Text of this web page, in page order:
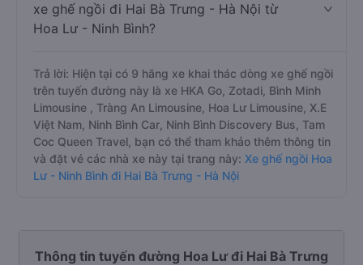
xe ghế ngồi đi Hai Bà Trưng - Hà Nội từ
Hoa Lư - Ninh Bình?
Trả lời: Hiện tại có 9 hãng xe khai thác dòng xe ghế ngồi
trên tuyến đường này là xe HKA Go, Zotadi, Bình Minh
Limousine , Tràng An Limousine, Hoa Lư Limousine, X.E
Việt Nam, Ninh Bình Car, Ninh Bình Discovery Bus, Tam
Coc Queen Travel, bạn có thể tham khảo thêm thông tin
và đặt vé các nhà xe này tại trang này: Xe ghế ngồi Hoa
Lư - Ninh Bình đi Hai Bà Trưng - Hà Nội
Thông tin tuyến đường Hoa Lư đi Hai Bà Trưng